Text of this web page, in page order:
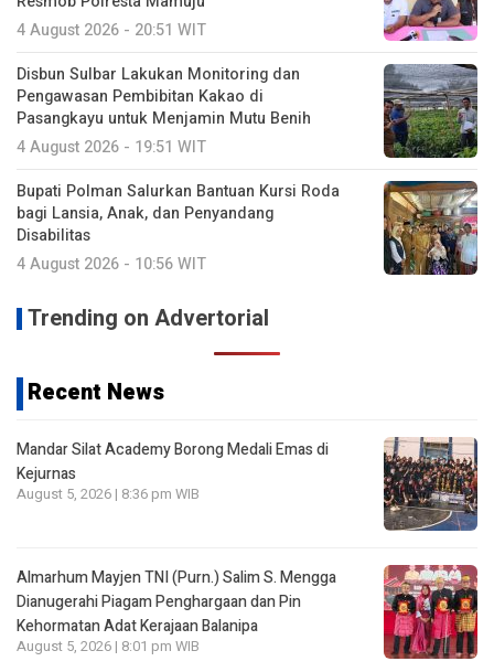
4 August 2026 - 20:51 WIT
Disbun Sulbar Lakukan Monitoring dan
Pengawasan Pembibitan Kakao di
Pasangkayu untuk Menjamin Mutu Benih
4 August 2026 - 19:51 WIT
Bupati Polman Salurkan Bantuan Kursi Roda
bagi Lansia, Anak, dan Penyandang
Disabilitas
4 August 2026 - 10:56 WIT
Trending on Advertorial
Recent News
Mandar Silat Academy Borong Medali Emas di
Kejurnas
August 5, 2026 | 8:36 pm WIB
Almarhum Mayjen TNI (Purn.) Salim S. Mengga
Dianugerahi Piagam Penghargaan dan Pin
Kehormatan Adat Kerajaan Balanipa
August 5, 2026 | 8:01 pm WIB